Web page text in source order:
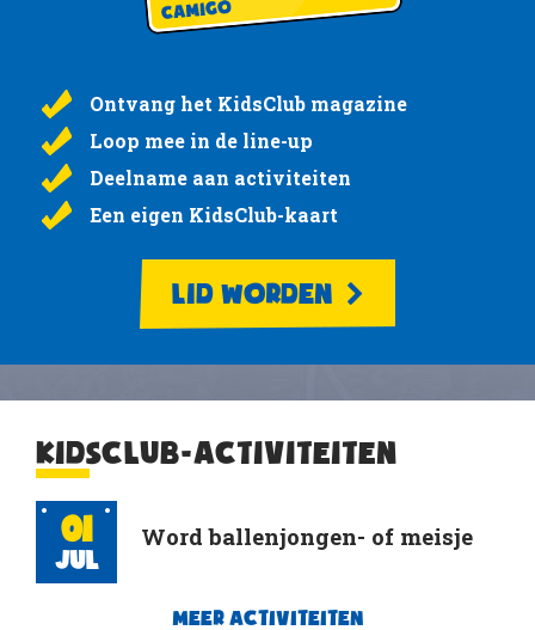
Ontvang het KidsClub magazine
Loop mee in de line-up
Deelname aan activiteiten
Een eigen KidsClub-kaart
LID WORDEN
KIDSCLUB-ACTIVITEITEN
01
Jul
Word ballenjongen- of meisje
MEER ACTIVITEITEN